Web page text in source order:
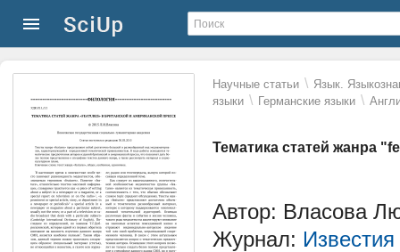
Научные статьи \ Язык.
языки \ Германские языки \
Тематика статей жанра
Автор: Власова
Журнал: